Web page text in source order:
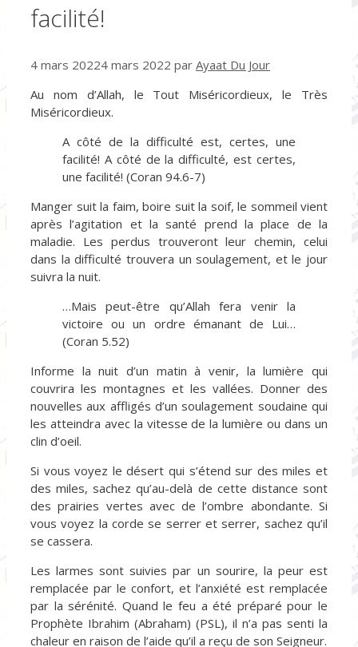
facilité!
4 mars 20224 mars 2022 par Ayaat Du Jour
Au nom d’Allah, le Tout Miséricordieux, le Très
Miséricordieux.
A côté de la difficulté est, certes, une
facilité! A côté de la difficulté, est certes,
une facilité! (Coran 94.6-7)
Manger suit la faim, boire suit la soif, le sommeil vient
après l’agitation et la santé prend la place de la
maladie. Les perdus trouveront leur chemin, celui
dans la difficulté trouvera un soulagement, et le jour
suivra la nuit.
…Mais peut-être qu’Allah fera venir la
victoire ou un ordre émanant de Lui…
(Coran 5.52)
Informe la nuit d’un matin à venir, la lumière qui
couvrira les montagnes et les vallées. Donner des
nouvelles aux affligés d’un soulagement soudaine qui
les atteindra avec la vitesse de la lumière ou dans un
clin d’oeil.
Si vous voyez le désert qui s’étend sur des miles et
des miles, sachez qu’au-delà de cette distance sont
des prairies vertes avec de l’ombre abondante. Si
vous voyez la corde se serrer et serrer, sachez qu’il
se cassera.
Les larmes sont suivies par un sourire, la peur est
remplacée par le confort, et l’anxiété est remplacée
par la sérénité. Quand le feu a été préparé pour le
Prophète Ibrahim (Abraham) (PSL), il n’a pas senti la
chaleur en raison de l’aide qu’il a reçu de son Seigneur.